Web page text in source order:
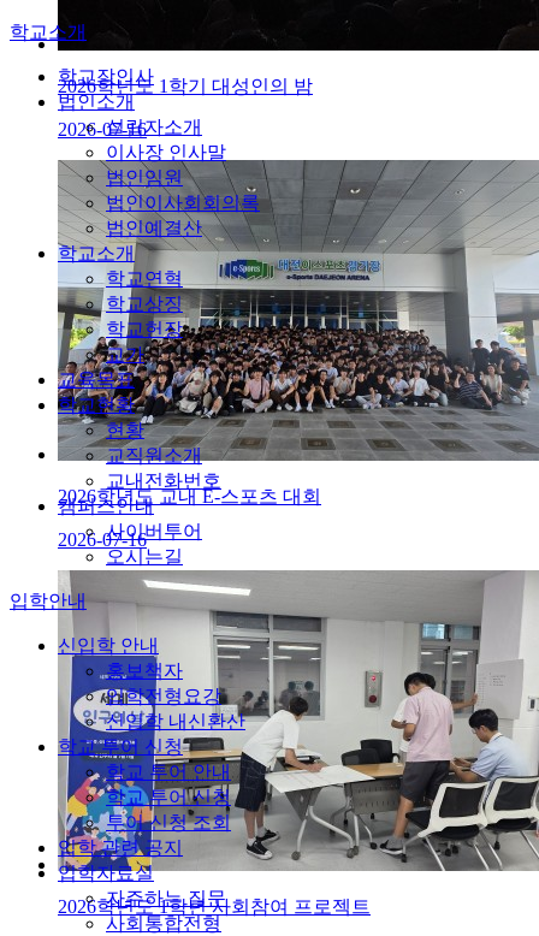
학교소개
학교장인사
법인소개
설립자소개
이사장 인사말
법인임원
법인이사회회의록
법인예결산
학교소개
학교연혁
학교상징
학교헌장
교가
교육목표
학교현황
현황
교직원소개
교내전화번호
캠퍼스안내
사이버투어
오시는길
입학안내
신입학 안내
홍보책자
입학전형요강
신입학 내신환산
학교 투어 신청
학교 투어 안내
학교 투어 신청
투어 신청 조회
입학 관련 공지
입학자료실
자주하는 질문
사회통합전형
2026학년도 1학기 대성인의 밤
2026-07-16
2026학년도 교내 E-스포츠 대회
2026-07-16
2026학년도 1학년 사회참여 프로젝트